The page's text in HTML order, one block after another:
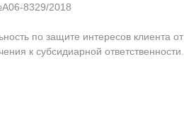
8329/2018
по защите интересов клиента от
к субсидиарной ответственности.